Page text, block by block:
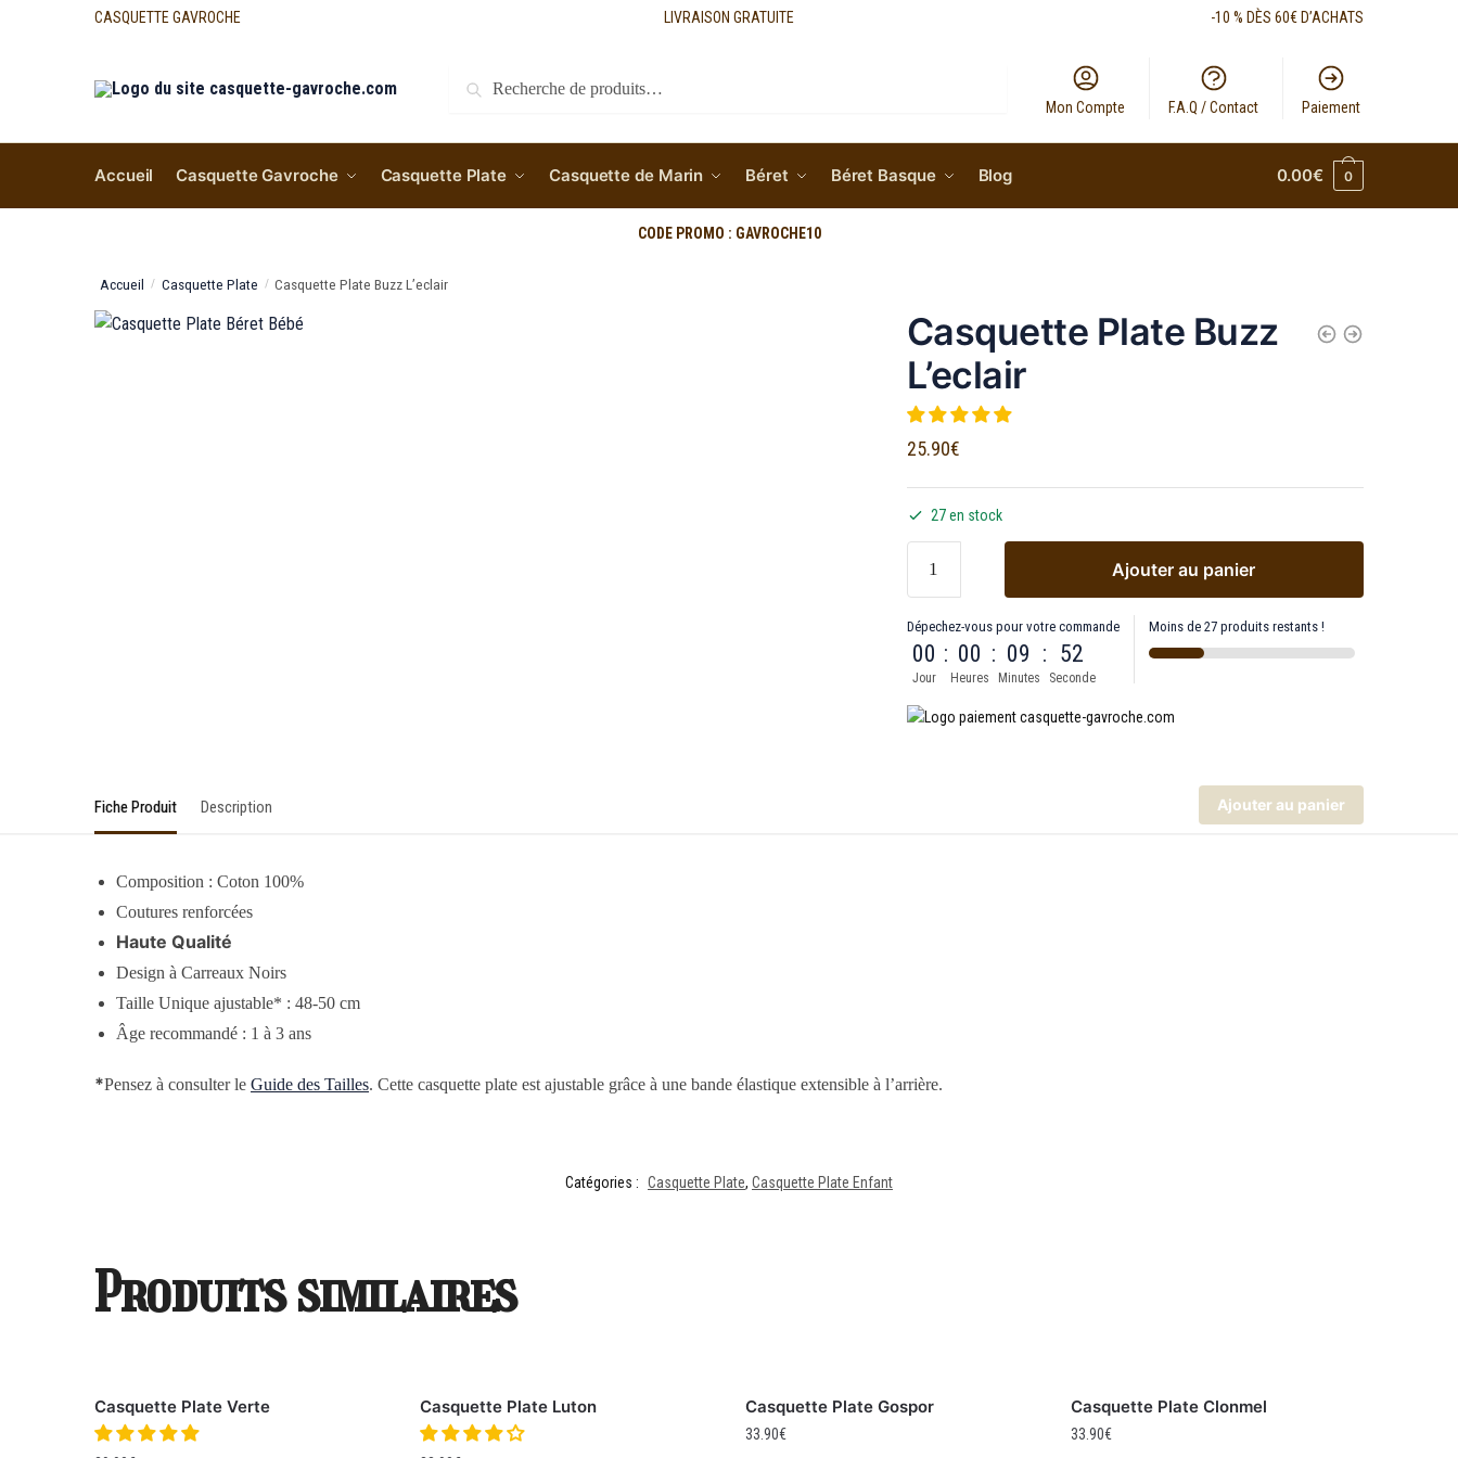
CASQUETTE GAVROCHE LIVRAISON GRATUITE -10 % DÈS 60€ D’ACHATS
Recherche
Mon Compte F.A.Q / Contact Paiement
Accueil Casquette Gavroche Casquette Plate Casquette de Marin Béret Béret Basque Blog 0.00€ 0
CODE PROMO : GAVROCHE10
Accueil / Casquette Plate / Casquette Plate Buzz L’eclair
Casquette Plate Buzz
L’eclair
25.90€
27 en stock
Ajouter au panier
Dépechez-vous pour votre commande
00
Jour
: 00
Heures
: 09
Minutes
: 52
Seconde
Moins de 27 produits restants !
Fiche Produit Description Ajouter au panier
Composition : Coton 100%
Coutures renforcées
Haute Qualité
Design à Carreaux Noirs
Taille Unique ajustable* : 48-50 cm
Âge recommandé : 1 à 3 ans
*Pensez à consulter leGuide des Tailles. Cette casquette plate est ajustable grâce à une bande élastique extensible à l’arrière.
Catégories : Casquette Plate, Casquette Plate Enfant
Produits similaires
Casquette Plate Verte Casquette Plate Luton Casquette Plate Gospor
33.90€
Casquette Plate Clonmel
33.90€